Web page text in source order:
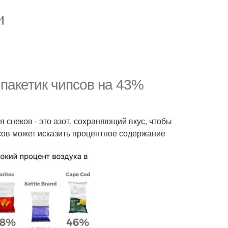
чипсов на 43%
снеков - это азот, сохраняющий вкус, чтобы
может исказить процентное содержание